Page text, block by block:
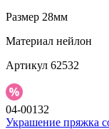
Размер 28мм
Материал нейлон
Артикул 62532
04-00132
Украшение пряжка